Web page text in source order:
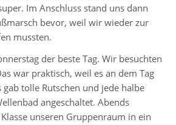
Im Anschluss stand uns dann
bevor, weil wir wieder zur
mussten.
der beste Tag. Wir besuchten
war praktisch, weil es an dem Tag
gab tolle Rutschen und jede halbe
angeschaltet. Abends
unseren Gruppenraum in ein